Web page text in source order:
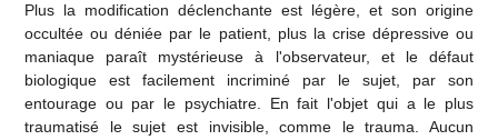
Plus la modification déclenchante est légère, et son origine
occultée ou déniée par le patient, plus la crise dépressive ou
maniaque paraît mystérieuse à l'observateur, et le défaut
biologique est facilement incriminé par le sujet, par son
entourage ou par le psychiatre. En fait l'objet qui a le plus
traumatisé le sujet est invisible, comme le trauma. Aucun